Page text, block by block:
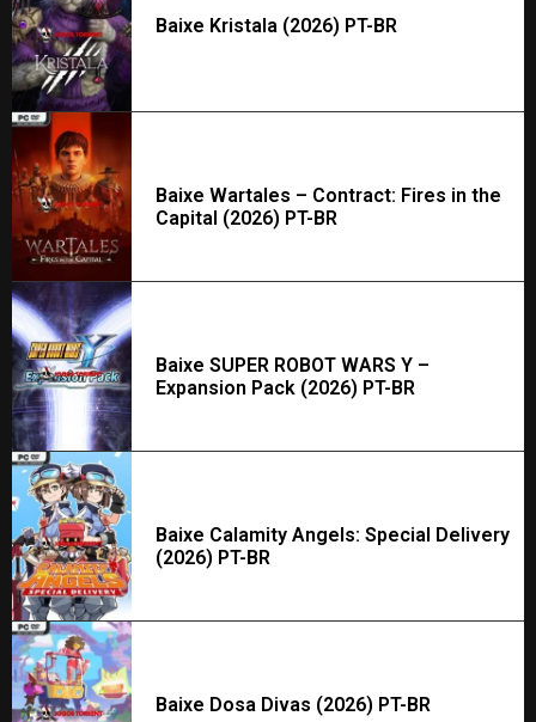
Baixe Kristala (2026) PT-BR
Baixe Wartales – Contract: Fires in the
Capital (2026) PT-BR
Baixe SUPER ROBOT WARS Y –
Expansion Pack (2026) PT-BR
Baixe Calamity Angels: Special Delivery
(2026) PT-BR
Baixe Dosa Divas (2026) PT-BR